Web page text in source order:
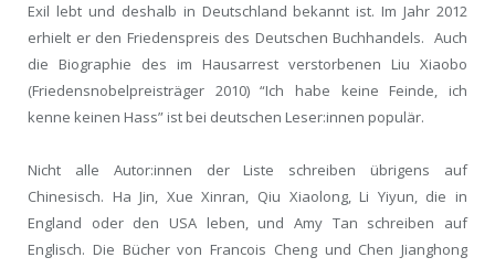
Exil lebt und deshalb in Deutschland bekannt ist. Im Jahr 2012
erhielt er den Friedenspreis des Deutschen Buchhandels. Auch
die Biographie des im Hausarrest verstorbenen Liu Xiaobo
(Friedensnobelpreisträger 2010) “Ich habe keine Feinde, ich
kenne keinen Hass” ist bei deutschen Leser:innen populär.
Nicht alle Autor:innen der Liste schreiben übrigens auf
Chinesisch. Ha Jin, Xue Xinran, Qiu Xiaolong, Li Yiyun, die in
England oder den USA leben, und Amy Tan schreiben auf
Englisch. Die Bücher von Francois Cheng und Chen Jianghong